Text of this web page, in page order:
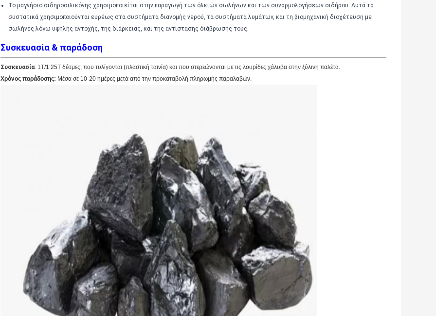
Το μαγνήσιο σιδηροσιλικόνης χρησιμοποιείται στην παραγωγή των όλκιών σωλήνων και των συναρμολογήσεων σιδήρου. Αυτά τα
συστατικά χρησιμοποιούνται ευρέως στα συστήματα διανομής νερού, τα συστήματα λυμάτων, και τη βιομηχανική διοχέτευση με
σωλήνες λόγω υψηλής αντοχής, της διάρκειας, και της αντίστασης διάβρωσής τους.
Συσκευασία & παράδοση
Συσκευασία: 1T/1.25T δέσμες, που τυλίγονται (πλαστική ταινία) και που στερεώνονται με τις λουρίδες χάλυβα στην ξύλινη παλέτα.
Χρόνος παράδοσης: Μέσα σε 10-20 ημέρες μετά από την προκαταβολή πληρωμής παραλαβών.